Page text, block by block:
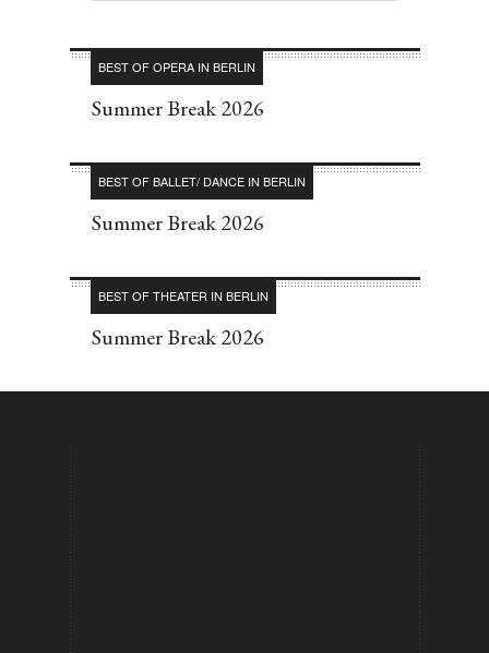
BEST OF OPERA IN BERLIN
Summer Break 2026
BEST OF BALLET/ DANCE IN BERLIN
Summer Break 2026
BEST OF THEATER IN BERLIN
Summer Break 2026